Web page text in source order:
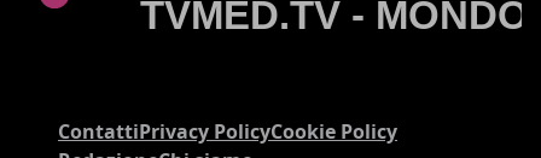
ContattiPrivacy PolicyCookie Policy